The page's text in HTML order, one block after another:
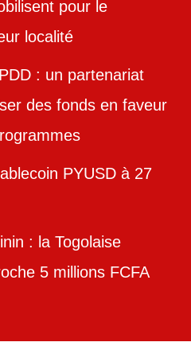
pour le
localité
: un partenariat
des fonds en faveur
PYUSD à 27
: la Togolaise
5 millions FCFA